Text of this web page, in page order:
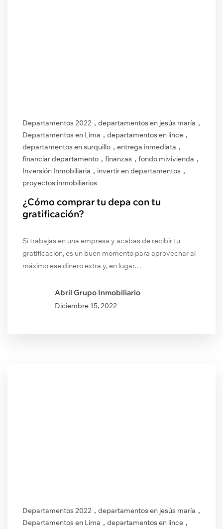
Departamentos 2022 , departamentos en jesús maría ,
Departamentos en Lima , departamentos en lince ,
departamentos en surquillo , entrega inmediata ,
financiar departamento , finanzas , fondo mivivienda ,
Inversión Inmobiliaria , invertir en departamentos ,
proyectos inmobiliarios
¿Cómo comprar tu depa con tu
gratificación?
Si trabajas en una empresa y acabas de recibir tu
gratificación, es un buen momento para aprovechar al
máximo ese dinero extra y, en lugar…
Abril Grupo Inmobiliario
Diciembre 15, 2022
Departamentos 2022 , departamentos en jesús maría ,
Departamentos en Lima , departamentos en lince ,